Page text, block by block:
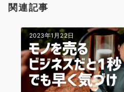
関連記事
2023年1月22日